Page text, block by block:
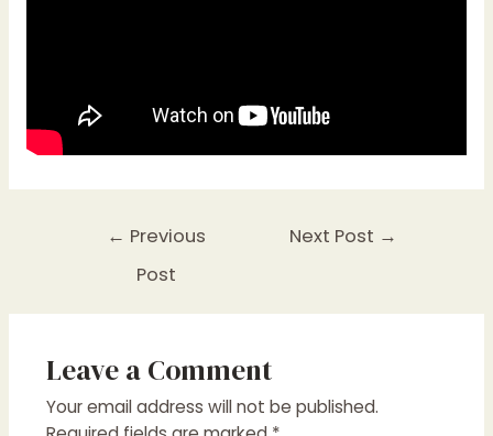
← Previous
Post
Next Post →
Leave a Comment
Your email address will not be published.